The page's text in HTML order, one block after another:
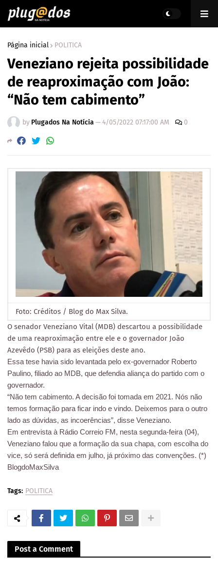
Página inicial POLITICA
Veneziano rejeita possibilidade
de reaproximação com João:
“Não tem cabimento”
by Plugados Na Notícia —4/05/2022 07:17:00 AM 0
Foto: Créditos / Blog do Max Silva.
O senador Veneziano Vital (MDB) descartou a possibilidade
de uma reaproximação entre ele e o governador João
Azevêdo (PSB) para as eleições deste ano.
Essa tese havia sido levantada pelo ex-governador Roberto
Paulino, filiado ao MDB, que defendia aliança do partido com o
governador.
“Não tem cabimento. A decisão foi tomada em 2021. Nós não
temos formação para ficar indo e vindo. Deixemos para o outro
lado as dúvidas, as incoerências”, disse Veneziano.
Em entrevista à Rádio Correio FM, nesta segunda-feira (04),
Veneziano falou que a formação da sua chapa, com escolha do
vice, só será definida em julho, já próximo das convenções. (*)
BlogdoMaxSilva
Tags: POLITICA
Post a Comment